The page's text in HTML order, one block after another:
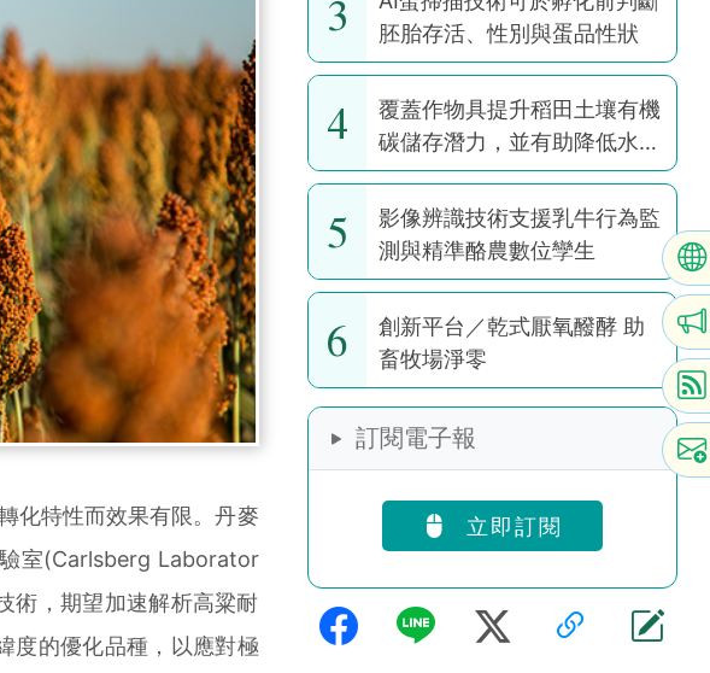
化特性而效果有限。丹麥
室(Carlsberg Laborator
術，期望加速解析高粱耐
度的優化品種，以應對極
3
胚胎存活、性別與蛋品性狀
4
覆蓋作物具提升稻田土壤有機
碳儲存潛力，並有助降低水稻
耕作全球暖化潛勢
5
影像辨識技術支援乳牛行為監
測與精準酪農數位孿生
6
創新平台／乾式厭氧醱酵 助
畜牧場淨零
訂閱電子報
立即訂閱